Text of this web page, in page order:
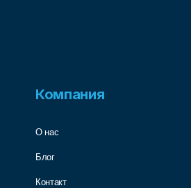
Компания
О нас
Блог
Контакт